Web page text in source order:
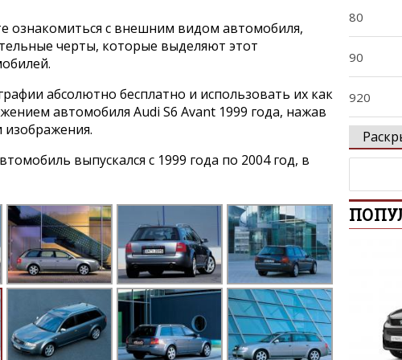
ознакомиться с внешним видом автомобиля,
черты, которые выделяют этот
абсолютно бесплатно и использовать их как
автомобиля Audi S6 Avant 1999 года, нажав
изображения.
выпускался с 1999 года по 2004 год, в
80
90
920
A3